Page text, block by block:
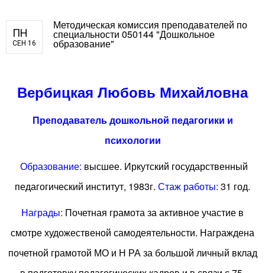
ПН
СЕН 16
Методическая комиссия преподавателей по
специальности 050144 "Дошкольное
образование"
Вербицкая Любовь Михайловна
Преподаватель дошкольной педагогики и
психологии
Образование: высшее. Иркутский государственный
педагогический институт, 1983г. Стаж работы: 31 год.
Награды: Почетная грамота за активное участие в
смотре художественой самодеятельности. Награждена
почетной грамотой МО и Н РА за большой личный вклад